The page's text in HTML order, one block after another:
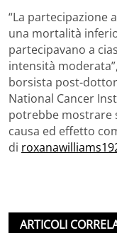
“La partecipazione
una mortalità
partecipavano a
intensità
borsista post-
National Cancer
potrebbe mostrare
causa ed effetto
di
ARTICOLI